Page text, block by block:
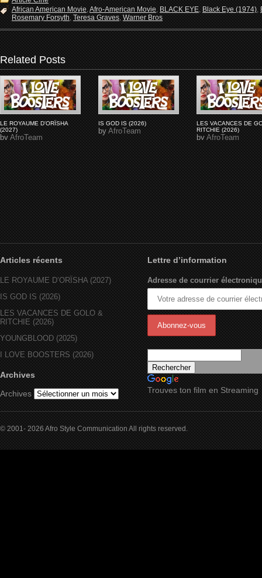
African American Movie,Afro-American Movie,BLACK EYE,Black Eye (1974),
Rosemary Forsyth,Teresa Graves,Warner Bros
Related Posts
LE ROYAUME D'ORÏSHA
(2027)
byAfroTeam
IS GOD IS (2026)
byAfroTeam
LES VACANCES DE
RITCHIE (2026)
byAfroTeam
Articles récents
LE ROYAUME D’ORÏSHA (2027)
IS GOD IS (2026)
LES VACANCES DE GOLO &
RITCHIE (2026)
YOUNGBLOOD (2025)
I LOVE BOOSTERS (2026)
Archives
Archives
Lettre d’information
Adresse de courrier
Trouves ton film en Streaming
© 2001- 2026 Afro Style Communication All rights reserved.